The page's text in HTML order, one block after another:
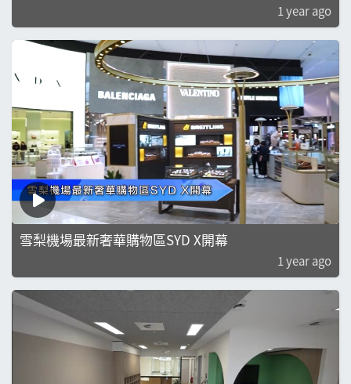
1 year ago
雪梨機場最新奢華購物區SYD X開幕
1 year ago